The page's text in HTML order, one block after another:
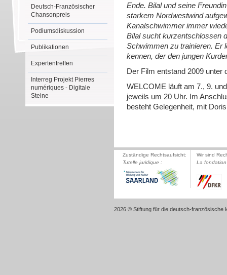
Deutsch-Französischer
Chansonpreis
Podiumsdiskussion
Publikationen
Expertentreffen
Interreg Projekt Pierres
numériques - Digitale
Steine
Ende. Bilal und seine
starkem Nordwestwind
Kanalschwimmer immer
Bilal sucht kurzentschlossen
Schwimmen zu trainieren. Er
kennen, der den jungen
Der Film entstand 2009 unter
WELCOME läuft am 7., 9.
jeweils um 20 Uhr. Im
besteht Gelegenheit, mit
Zuständige Rechtsaufsicht:
Tutelle juridique :
Wir sind
La
2026 © Stiftung für die deutsch-französische